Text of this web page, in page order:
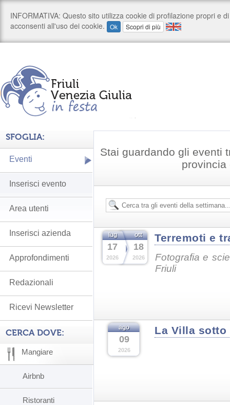
Stai guardando gli eventi
provincia
lug
17
2026
ott
18
2026
Terremoti e
Fotografia e
Friuli
ago
09
2026
La Villa sotto
SFOGLIA:
Eventi
Inserisci evento
Area utenti
Inserisci azienda
Approfondimenti
Redazionali
Ricevi Newsletter
CERCA DOVE:
Mangiare
Airbnb
Ristoranti